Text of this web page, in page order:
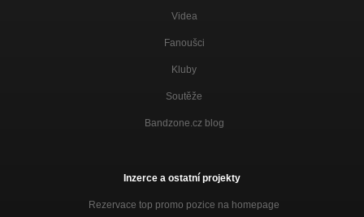
Videa
Fanoušci
Kluby
Soutěže
Bandzone.cz blog
Inzerce a ostatní projekty
Rezervace top promo pozice na homepage